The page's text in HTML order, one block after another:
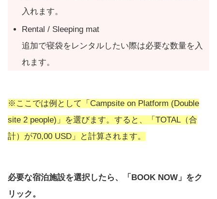
入れます。
Rental / Sleeping mat
追加で寝袋をレンタルしたい際は必要な数量を入
れます。
※ここでは例として「Campsite on Platform (Double
site 2 people)」を選びます。すると、「TOTAL（合
計）が70,00 USD」と計算されます。
必要な宿泊施設を選択したら、「BOOK NOW」をク
リック。